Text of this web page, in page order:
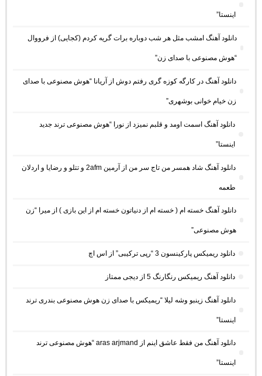
اینستا”
دانلود آهنگ امشب مثل هر شب دوباره برات گریه کردم (کجایی) از فرووال
“هوش مصنوعی با صدای زن”
دانلود آهنگ در کارگه کوزه گری رفتم دوش از آریانا “هوش مصنوعی با صدای
زن خیام خوانی بوشهری”
دانلود آهنگ اسمت اومد و قلبم نمیزد از نورا “هوش مصنوعی ترند جدید
اینستا”
دانلود آهنگ شاد همسر من تاج سر من از آرمین 2afm و تتلو و رضایا و اردلان
طعمه
دانلود آهنگ خسته ام ( خسته ام از دنیاتون خسته ام از این بازی ) از میرا “زن
هوش مصنوعی”
دانلود ریمیکس پارکینسون 3 “رپی ترکیبی” از اس اچ
دانلود آهنگ ریمیکس رنگارنگ 5 از دیجی ممتاز
دانلود آهنگ زینبو وشه لیلا “ریمیکس با صدای زن هوش مصنوعی بندری ترند
اینستا”
دانلود آهنگ من فقط عاشق اینم از aras arjmand “هوش مصنوعی ترند
اینستا”